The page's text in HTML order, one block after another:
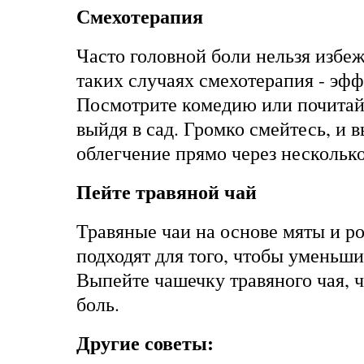
Смехотерапия
Часто головной боли нельзя
таких случаях смехотерапия -
Посмотрите комедию или
выйдя в сад. Громко смейтесь, и
облегчение прямо через
Пейте травяной чай
Травяные чаи на основе мяты и
подходят для того, чтобы
Выпейте чашечку травяного чая,
боль.
Другие советы: